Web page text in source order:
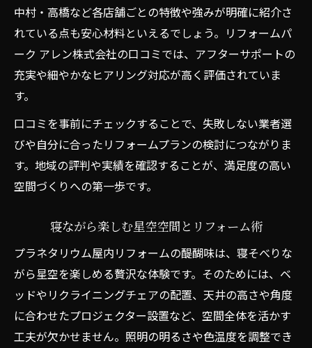
中村・高橋など各店舗ごとの特徴や強みが明確に紹介さ
れている点も安心材料といえるでしょう。リフォームパ
ーク アレン株式会社の口コミでは、アフターサポートの
充実や細やかなヒアリング対応が高く評価されていま
す。
口コミを事前にチェックすることで、失敗しない業者選
びや自分に合ったリフォームプランの検討につながりま
す。地域の評判や実績を確認することが、満足度の高い
空間づくりへの第一歩です。
寝ながら楽しむ星空空間とリフォーム術
プラネタリウム屋内リフォームの醍醐味は、寝そべりな
がら星空を楽しめる贅沢な体験です。そのためには、ベ
ッドやリクライニングチェアの配置、天井の高さや角度
に合わせたプロジェクター設置など、空間全体を活かす
工夫が欠かせません。照明の明るさや色温度を調整でき